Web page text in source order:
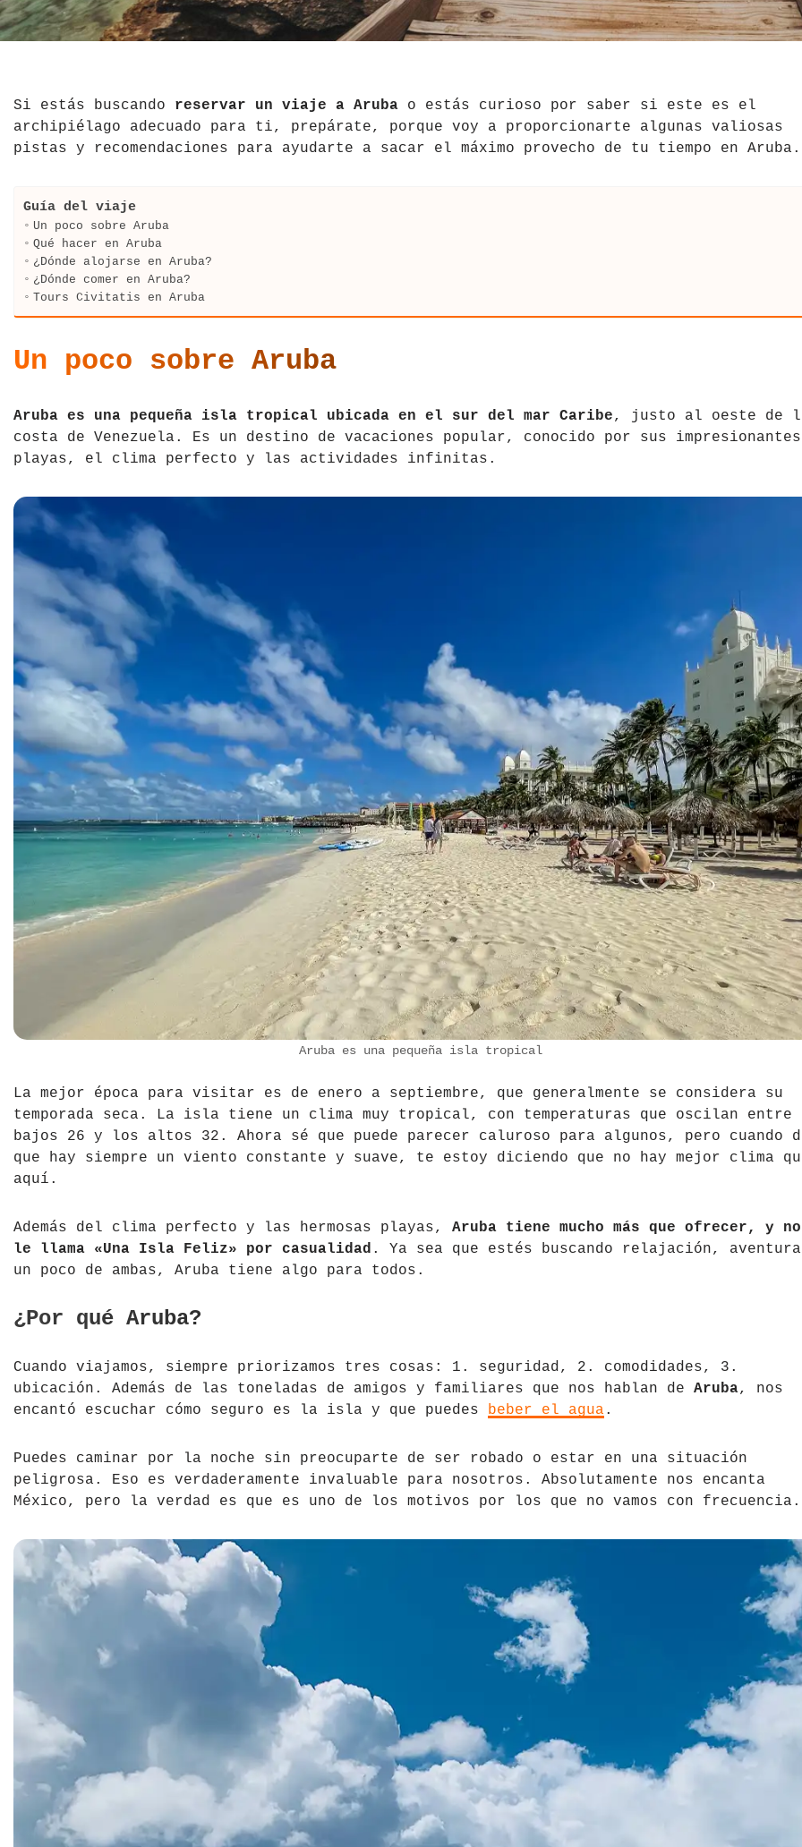
El Salvador
Hawái
México
Paraguay
Perú
República Dominicana
Jordania
La India
Madagascar
Maldivas
Mongolia
Nepal
Tíbet
Vietnam
Croacia
Escocia
Eslovenia
Finlandia
Francia
Grecia
Irlanda
Islandia
Italia
Letonia
Liechtenstein
Macedonia del Norte
Noruega
País de Gales
Portugal
Polonia
República Checa
Serbia
Turquía
Si estás buscando reservar un viaje a Aruba o estás curioso por saber si este es el
archipiélago adecuado para ti, prepárate, porque voy a proporcionarte algunas valiosas
pistas y recomendaciones para ayudarte a sacar el máximo provecho de tu tiempo en Aruba.
Guía del viaje
Un poco sobre Aruba
Qué hacer en Aruba
¿Dónde alojarse en Aruba?
¿Dónde comer en Aruba?
Tours Civitatis en Aruba
Un poco sobre Aruba
Aruba es una pequeña isla tropical ubicada en el sur del mar Caribe, justo al oeste de
costa de Venezuela. Es un destino de vacaciones popular, conocido por sus impresionantes
playas, el clima perfecto y las actividades infinitas.
Aruba es una pequeña isla tropical
La mejor época para visitar es de enero a septiembre, que generalmente se considera su
temporada seca. La isla tiene un clima muy tropical, con temperaturas que oscilan entre
bajos 26 y los altos 32. Ahora sé que puede parecer caluroso para algunos, pero cuando
que hay siempre un viento constante y suave, te estoy diciendo que no hay mejor clima
aquí.
Además del clima perfecto y las hermosas playas, Aruba tiene mucho más que ofrecer, y
le llama «Una Isla Feliz» por casualidad . Ya sea que estés buscando relajación,
un poco de ambas, Aruba tiene algo para todos.
¿Por qué Aruba?
Cuando viajamos, siempre priorizamos tres cosas: 1. seguridad, 2. comodidades, 3.
ubicación. Además de las toneladas de amigos y familiares que nos hablan de Aruba, nos
encantó escuchar cómo seguro es la isla y que puedes beber el agua .
Puedes caminar por la noche sin preocuparte de ser robado o estar en una situación
peligrosa. Eso es verdaderamente invaluable para nosotros. Absolutamente nos encanta
México, pero la verdad es que es uno de los motivos por los que no vamos con frecuencia.